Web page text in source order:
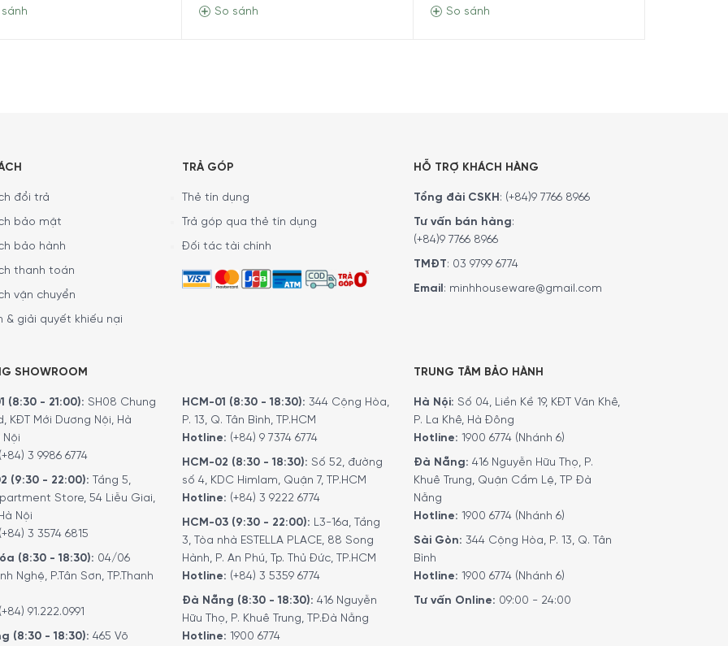
Cao 7,5 cm
So sánh
So sánh
đổi trả
bảo mật
bảo hành
thanh toán
vận chuyển
& giải quyết khiếu nại
TRẢ GÓP
Thẻ tín dụng
Trả góp qua thẻ tín dụng
Đối tác tài chính
HỖ TRỢ KHÁCH HÀNG
Tổng đài CSKH: (+84)9 7766 8966
Tư vấn bán hàng:
(+84)9 7766 8966
TMĐT: 03 9799 6774
Email: minhhouseware@gmail.com
SHOWROOM
(8:30 - 21:00): SH08 Chung
KĐT Mới Dương Nội, Hà
(+84) 3 9986 6774
(9:30 - 22:00): Tầng 5,
Store, 54 Liễu Giai,
Nội
(+84) 3 3574 6815
(8:30 - 18:30): 04/06
Nghệ, P.Tân Sơn, TP.Thanh
(+84) 91.222.0991
(8:30 - 18:30): 465 Võ
HCM-01 (8:30 - 18:30): 344 Cộng Hòa,
P. 13, Q. Tân Bình, TP.HCM
Hotline: (+84) 9 7374 6774
HCM-02 (8:30 - 18:30): Số 52, đường
số 4, KDC Himlam, Quận 7, TP.HCM
Hotline: (+84) 3 9222 6774
HCM-03 (9:30 - 22:00): L3-16a, Tầng
3, Tòa nhà ESTELLA PLACE, 88 Song
Hành, P. An Phú, Tp. Thủ Đức, TP.HCM
Hotline: (+84) 3 5359 6774
Đà Nẵng (8:30 - 18:30): 416 Nguyễn
Hữu Thọ, P. Khuê Trung, TP.Đà Nẵng
Hotline: 1900 6774
TRUNG TÂM BẢO HÀNH
Hà Nội: Số 04, Liền Kề 19, KĐT Văn Khê,
P. La Khê, Hà Đông
Hotline: 1900 6774 (Nhánh 6)
Đà Nẵng: 416 Nguyễn Hữu Thọ, P.
Khuê Trung, Quận Cẩm Lệ, TP Đà
Nẵng
Hotline: 1900 6774 (Nhánh 6)
Sài Gòn: 344 Cộng Hòa, P. 13, Q. Tân
Bình
Hotline: 1900 6774 (Nhánh 6)
Tư vấn Online: 09:00 - 24:00